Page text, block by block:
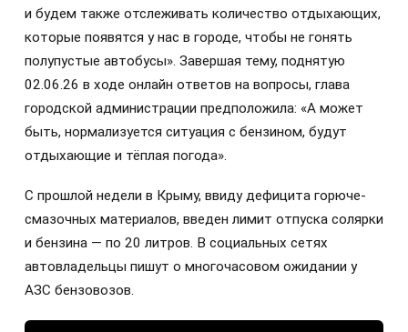
и будем также отслеживать количество отдыхающих,
которые появятся у нас в городе, чтобы не гонять
полупустые автобусы». Завершая тему, поднятую
02.06.26 в ходе онлайн ответов на вопросы, глава
городской администрации предположила: «А может
быть, нормализуется ситуация с бензином, будут
отдыхающие и тёплая погода».
С прошлой недели в Крыму, ввиду дефицита горюче-
смазочных материалов, введен лимит отпуска солярки
и бензина — по 20 литров. В социальных сетях
автовладельцы пишут о многочасовом ожидании у
АЗС бензовозов.